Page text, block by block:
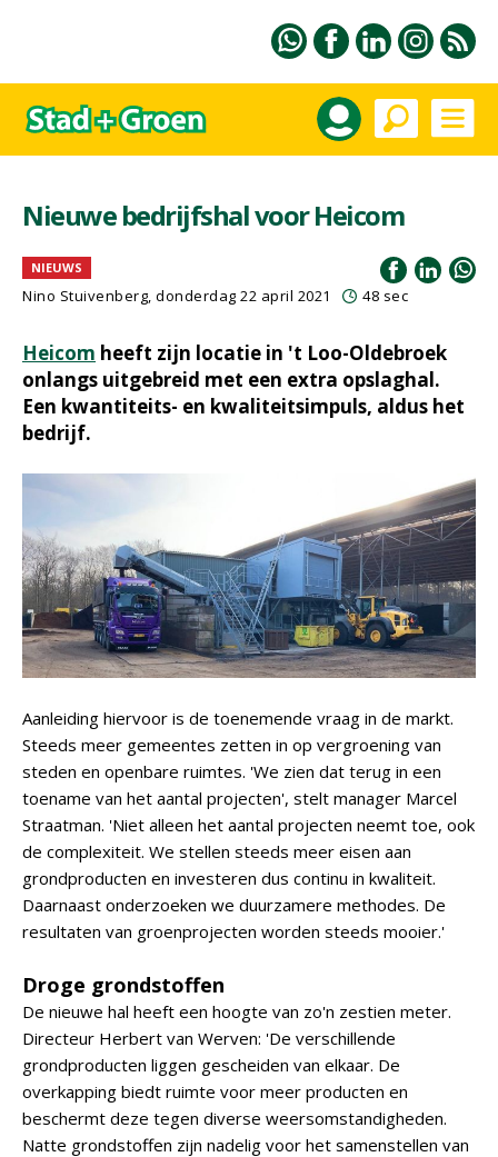
Nieuwe bedrijfshal voor Heicom
NIEUWS
Nino Stuivenberg, donderdag 22 april 2021 48 sec
Heicom heeft zijn locatie in 't Loo-Oldebroek
onlangs uitgebreid met een extra opslaghal.
Een kwantiteits- en kwaliteitsimpuls, aldus het
bedrijf.
Aanleiding hiervoor is de toenemende vraag in de markt.
Steeds meer gemeentes zetten in op vergroening van
steden en openbare ruimtes. 'We zien dat terug in een
toename van het aantal projecten', stelt manager Marcel
Straatman. 'Niet alleen het aantal projecten neemt toe, ook
de complexiteit. We stellen steeds meer eisen aan
grondproducten en investeren dus continu in kwaliteit.
Daarnaast onderzoeken we duurzamere methodes. De
resultaten van groenprojecten worden steeds mooier.'
Droge grondstoffen
De nieuwe hal heeft een hoogte van zo'n zestien meter.
Directeur Herbert van Werven: 'De verschillende
grondproducten liggen gescheiden van elkaar. De
overkapping biedt ruimte voor meer producten en
beschermt deze tegen diverse weersomstandigheden.
Natte grondstoffen zijn nadelig voor het samenstellen van